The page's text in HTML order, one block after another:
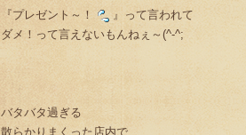
『プレゼント～！
』って言われて
ダメ！って言えないもんねぇ～(^-^;
バタバタ過ぎる
散らかりまくった店内で